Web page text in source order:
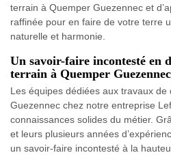
terrain à Quemper Guezennec et
raffinée pour en faire de votre terre
naturelle et harmonie.
Un savoir-faire incontesté en
terrain à Quemper Guezennec
Les équipes dédiées aux travaux
Guezennec chez notre entreprise
connaissances solides du métier.
et leurs plusieurs années
un savoir-faire incontesté à la